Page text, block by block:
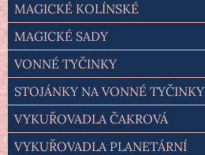
MAGICKÉ KOLÍNSKÉ
MAGICKÉ SADY
VONNÉ TYČINKY
STOJÁNKY NA VONNÉ TYČINKY
VYKUŘOVADLA ČAKROVÁ
VYKUŘOVADLA PLANETÁRNÍ